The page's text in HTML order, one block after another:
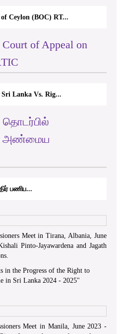
Ceylon (BOC) RT...
of Appeal on
Lanka Vs. Rig...
அண்மைய
பணிப...
Meet in Tirana, Albania, June
Pinto-Jayawardena and Jagath
in the Progress of the Right to
in Sri Lanka 2024 - 2025"
Meet in Manila, June 2023 -